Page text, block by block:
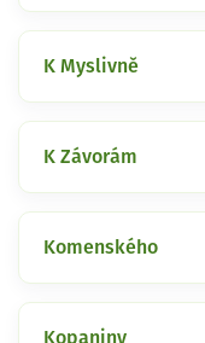
K Myslivně
K Závorám
Komenského
Kopaniny